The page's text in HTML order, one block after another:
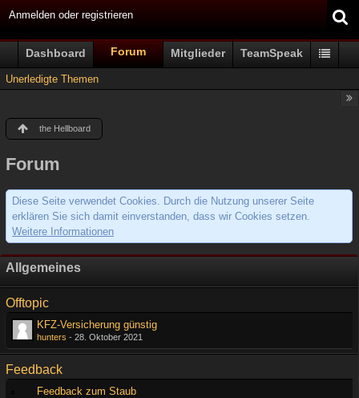
Anmelden oder registrieren
Dashboard Forum Mitglieder TeamSpeak
Unerledigte Themen
the Hellboard
Forum
Diese Seite verwendet Cookies. Durch die Nutzung unserer Seite
erklären Sie sich damit einverstanden, dass wir Cookies setzen.
Weitere Informationen
Allgemeines
Offtopic
KFZ-Versicherung günstig
hunters - 28. Oktober 2021
Feedback
Feedback zum Staub